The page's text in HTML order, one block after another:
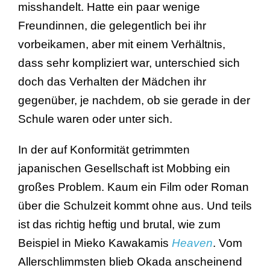
misshandelt. Hatte ein paar wenige
Freundinnen, die gelegentlich bei ihr
vorbeikamen, aber mit einem Verhältnis,
dass sehr kompliziert war, unterschied sich
doch das Verhalten der Mädchen ihr
gegenüber, je nachdem, ob sie gerade in der
Schule waren oder unter sich.
In der auf Konformität getrimmten
japanischen Gesellschaft ist Mobbing ein
großes Problem. Kaum ein Film oder Roman
über die Schulzeit kommt ohne aus. Und teils
ist das richtig heftig und brutal, wie zum
Beispiel in Mieko Kawakamis Heaven. Vom
Allerschlimmsten blieb Okada anscheinend